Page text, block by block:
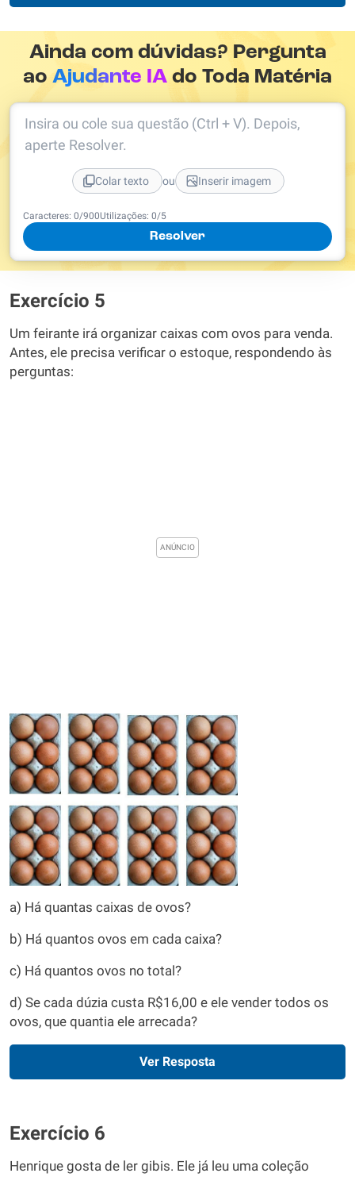
Ainda com dúvidas? Pergunta
aoAjudante IA do Toda Matéria
Caracteres: 0/900Utilizações: 0/5
Resolver
Insira ou cole sua questão (Ctrl + V). Depois,
aperte Resolver.
Colar texto ou Inserir imagem
Exercício 5
Um feirante irá organizar caixas com ovos para venda.
Antes, ele precisa verificar o estoque, respondendo às
perguntas:
a) Há quantas caixas de ovos?
b) Há quantos ovos em cada caixa?
c) Há quantos ovos no total?
d) Se cada dúzia custa R$16,00 e ele vender todos os
ovos, que quantia ele arrecada?
Ver Resposta
Exercício 6
Henrique gosta de ler gibis. Ele já leu uma coleção